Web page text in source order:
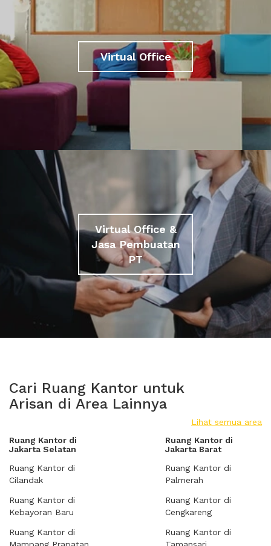
Virtual Office
Virtual Office &
Jasa Pembuatan
PT
Cari Ruang Kantor untuk
Arisan di Area Lainnya
Lihat semua area
Ruang Kantor di
Jakarta Selatan
Ruang Kantor di
Cilandak
Ruang Kantor di
Kebayoran Baru
Ruang Kantor di
Ruang Kantor di
Jakarta Barat
Ruang Kantor di
Palmerah
Ruang Kantor di
Cengkareng
Ruang Kantor di